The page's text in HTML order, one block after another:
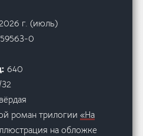
г. (июль)
0
640
роман трилогии«На
на обложке